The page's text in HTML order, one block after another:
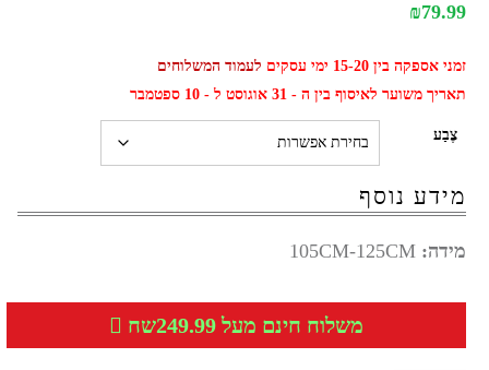
₪79.99
זמני אספקה בין 15-20 ימי עסקים
לעמוד המשלוחים
תאריך משוער לאיסוף בין ה - 31 אוגוסט ל - 10 ספטמבר
צֶבַע
מידע נוסף
מידה: 105CM-125CM
משלוח חינם מעל 249.99שח